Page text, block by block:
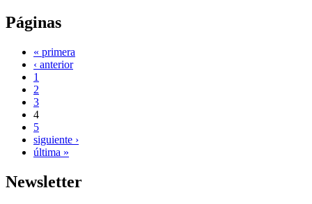
Páginas
« primera
‹ anterior
1
2
3
4
5
siguiente ›
última »
Newsletter